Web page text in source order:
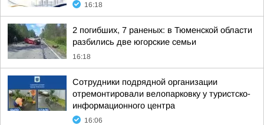
16:18
2 погибших, 7 раненых: в Тюменской области
разбились две югорские семьи
16:18
Сотрудники подрядной организации
отремонтировали велопарковку у туристско-
информационного центра
16:06